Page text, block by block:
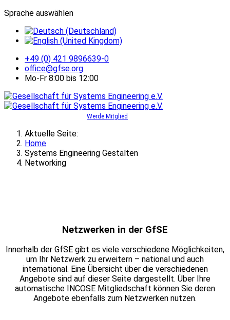
Sprache auswählen
+49 (0) 421 9896639-0
office@gfse.org
Mo-Fr 8:00 bis 12:00
Werde Mitglied
Aktuelle Seite:
Home
Systems Engineering Gestalten
Networking
Netzwerken in der GfSE
Innerhalb der GfSE gibt es viele verschiedene Möglichkeiten,
um Ihr Netzwerk zu erweitern – national und auch
international. Eine Übersicht über die verschiedenen
Angebote sind auf dieser Seite dargestellt. Über Ihre
automatische INCOSE Mitgliedschaft können Sie deren
Angebote ebenfalls zum Netzwerken nutzen.